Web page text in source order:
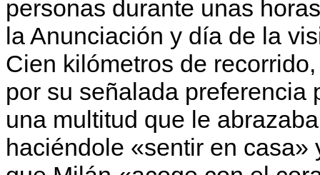
personas durante unas
la Anunciación y día de la
Cien kilómetros de
por su señalada preferencia
una multitud que le
haciéndole «sentir en